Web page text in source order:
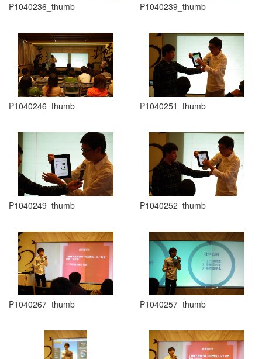
P1040236_thumb P1040239_thumb
P1040246_thumb P1040251_thumb
P1040249_thumb P1040252_thumb
P1040267_thumb P1040257_thumb